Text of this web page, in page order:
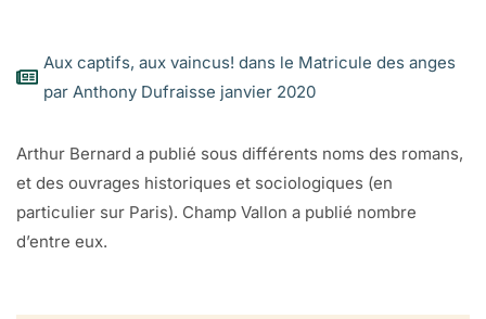
Aux captifs, aux vaincus! dans le Matricule des anges
par Anthony Dufraisse janvier 2020
Arthur Bernard a publié sous différents noms des romans,
et des ouvrages historiques et sociologiques (en
particulier sur Paris). Champ Vallon a publié nombre
d’entre eux.